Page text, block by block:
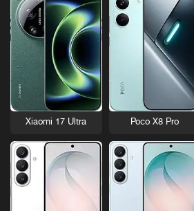
Poco X8 Pro
Xiaomi 17 Ultra